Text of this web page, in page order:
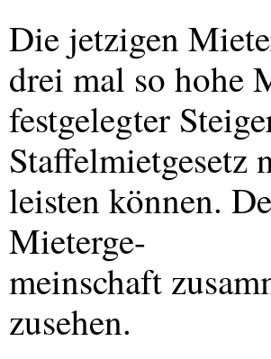
Die jetzigen
drei mal so hohe
festgelegter
Staffelmietgesetz
leisten können.
Mieterge-
meinschaft
zusehen.